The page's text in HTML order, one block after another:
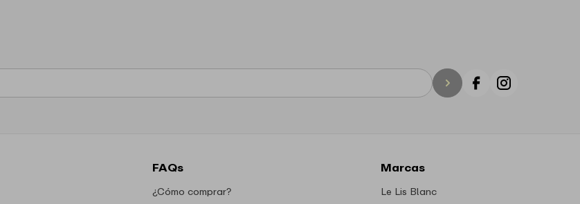
FacebookInstagram
FAQs
¿Cómo comprar?
Marcas
Le Lis Blanc